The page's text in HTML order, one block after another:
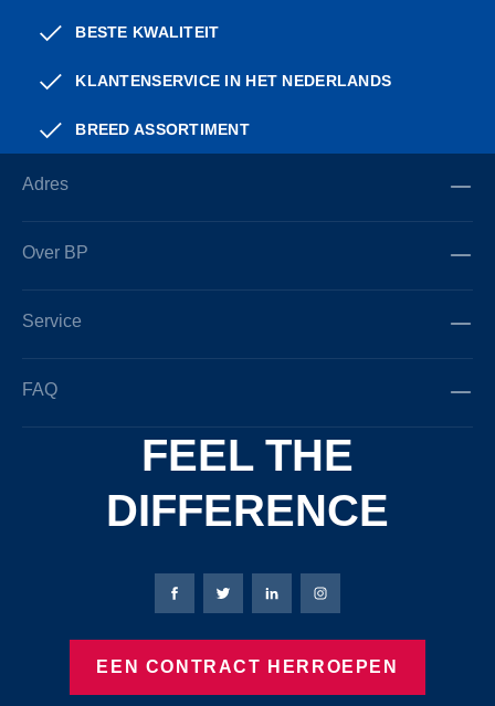
BESTE KWALITEIT
KLANTENSERVICE IN HET NEDERLANDS
BREED ASSORTIMENT
Adres
Over BP
Service
FAQ
FEEL THE
DIFFERENCE
Bierbaum-Proenen Facebook-pagina
Bierbaum-Proenen X-pagina
Bierbaum-Proenen
Bierbaum-Proenen
EEN CONTRACT HERROEPEN